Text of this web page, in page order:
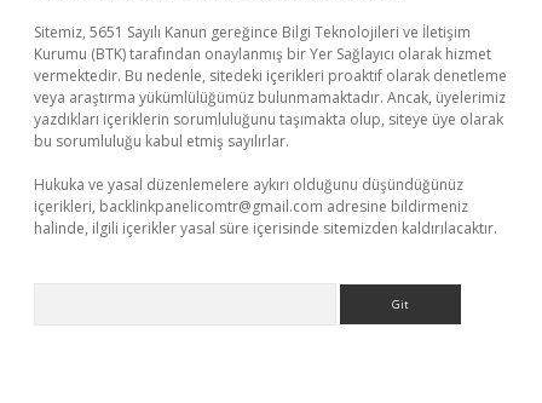
Sitemiz, 5651 Sayılı Kanun gereğince Bilgi Teknolojileri ve İletişim
Kurumu (BTK) tarafından onaylanmış bir Yer Sağlayıcı olarak hizmet
vermektedir. Bu nedenle, sitedeki içerikleri proaktif olarak denetleme
veya araştırma yükümlülüğümüz bulunmamaktadır. Ancak, üyelerimiz
yazdıkları içeriklerin sorumluluğunu taşımakta olup, siteye üye olarak
bu sorumluluğu kabul etmiş sayılırlar.
Hukuka ve yasal düzenlemelere aykırı olduğunu düşündüğünüz
içerikleri, backlinkpanelicomtr@gmail.com adresine bildirmeniz
halinde, ilgili içerikler yasal süre içerisinde sitemizden kaldırılacaktır.